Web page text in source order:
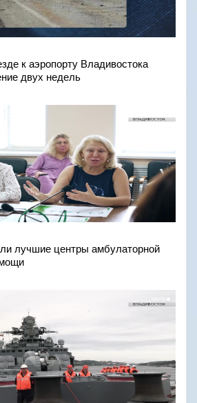
к аэропорту Владивостока
двух недель
лучшие центры амбулаторной